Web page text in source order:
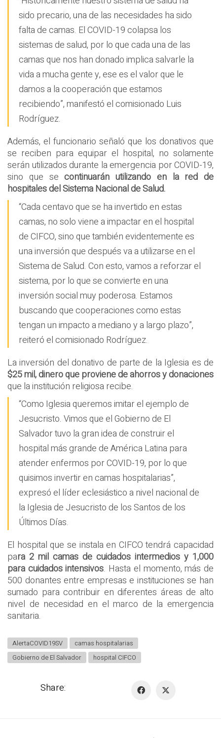
sido precario, una de las necesidades ha sido
falta de camas. El COVID-19 colapsa los
sistemas de salud, por lo que cada una de las
camas que nos han donado implica salvarle la
vida a mucha gente y, ese es el valor que le
damos a la cooperación que estamos
recibiendo”, manifestó el comisionado Luis
Rodríguez.
Además, el funcionario señaló que los donativos que
se reciben para equipar el hospital, no solamente
serán utilizados durante la emergencia por COVID-19,
sino que secontinuarán utilizando en la red de
hospitales del Sistema Nacional de Salud.
“Cada centavo que se ha invertido en estas
camas, no solo viene a impactar en el hospital
de CIFCO, sino que también evidentemente es
una inversión que después va a utilizarse en el
Sistema de Salud. Con esto, vamos a reforzar el
sistema, por lo que se convierte en una
inversión social muy poderosa. Estamos
buscando que cooperaciones como estas
tengan un impacto a mediano y a largo plazo”,
reiteró el comisionado Rodríguez.
La inversión del donativo de parte de la Iglesia es de
$25 mil, dinero que proviene de ahorros y donaciones
que la institución religiosa recibe.
“Como Iglesia queremos imitar el ejemplo de
Jesucristo. Vimos que el Gobierno de El
Salvador tuvo la gran idea de construir el
hospital más grande de América Latina para
atender enfermos por COVID-19, por lo que
quisimos invertir en camas hospitalarias”,
expresó el líder eclesiástico a nivel nacional de
la Iglesia de Jesucristo de los Santos de los
Últimos Días.
El hospital que se instala en CIFCO tendrá capacidad
para 2 mil camas de cuidados intermedios y 1,000
para cuidados intensivos. Hasta el momento, más de
500 donantes entre empresas e instituciones se han
sumado para contribuir en diferentes áreas de alto
nivel de necesidad en el marco de la emergencia
sanitaria.
AlertaCOVID19SV
camas hospitalarias
Gobierno de El Salvador
hospital CIFCO
Share: